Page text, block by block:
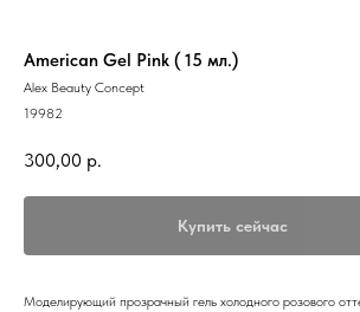
American Gel Pink ( 15 мл.)
Alex Beauty Concept
19982
300,00 р.
Купить сейчас
Моделирующий прозрачный гель холодного розового